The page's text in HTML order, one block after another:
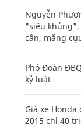
Nguyễn
"siêu
cân, mắng
Phó Đoàn
kỷ luật
Giá xe
2015 chỉ 40